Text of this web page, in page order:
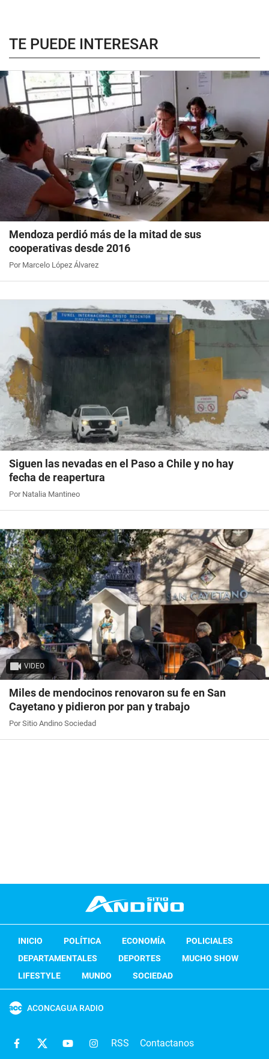
TE PUEDE INTERESAR
Mendoza perdió más de la mitad de sus
cooperativas desde 2016
Por Marcelo López Álvarez
Siguen las nevadas en el Paso a Chile y no hay
fecha de reapertura
Por Natalia Mantineo
VIDEO
Miles de mendocinos renovaron su fe en San
Cayetano y pidieron por pan y trabajo
Por Sitio Andino Sociedad
INICIO POLÍTICA ECONOMÍA
POLICIALES
DEPARTAMENTALES
DEPORTES
MUCHO SHOW
LIFESTYLE
MUNDO SOCIEDAD
ACONCAGUA RADIO
RSS Contactanos